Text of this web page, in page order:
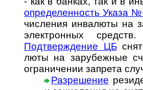
оп­ре­де­лен­ность Указа
чи­сле­ния ин­ва­лю­ты на
эле­к­т­рон­ных
Подтверждение ЦБ
люты на за­ру­беж­ные
огра­ни­че­нии зап­рета
Разрешение